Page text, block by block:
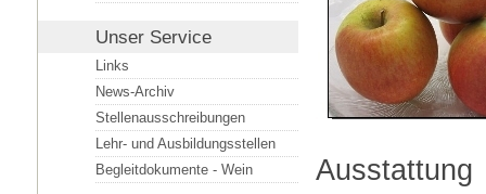
Unser Service
Links
News-Archiv
Stellenausschreibungen
Lehr- und Ausbildungsstellen
Begleitdokumente - Wein
Ausstattung